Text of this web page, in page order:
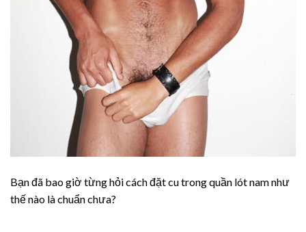
Bạn đã bao giờ từng hỏi cách đặt cu trong quần lót nam như
thế nào là chuẩn chưa?